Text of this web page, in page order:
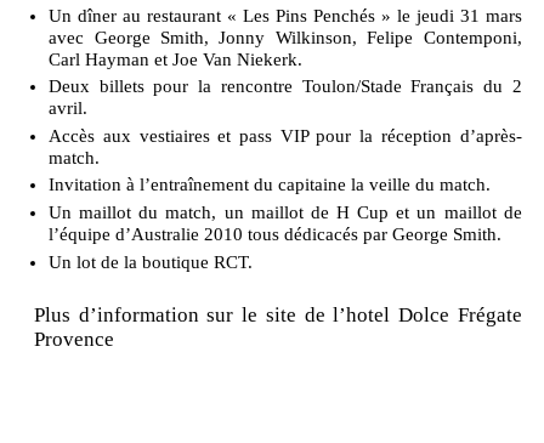
Un dîner au restaurant « Les Pins Penchés » le jeudi 31 mars
avec George Smith, Jonny Wilkinson, Felipe Contemponi,
Carl Hayman et Joe Van Niekerk.
Deux billets pour la rencontre Toulon/Stade Français du 2
avril.
Accès aux vestiaires et pass VIP pour la réception d’après-
match.
Invitation à l’entraînement du capitaine la veille du match.
Un maillot du match, un maillot de H Cup et un maillot de
l’équipe d’Australie 2010 tous dédicacés par George Smith.
Un lot de la boutique RCT.
Plus d’information sur le site de l’hotel Dolce Frégate
Provence